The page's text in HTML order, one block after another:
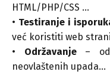
HTML/PHP/CSS …
• Testiranje i
već koristiti web
• Održavanje –
neovlaštenih upada…